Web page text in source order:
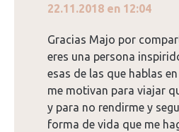
dice:
22.11.2018 en 12:04
Gracias Majo por
eres una persona
esas de las que hablas
me motivan para viajar
y para no rendirme y
forma de vida que me